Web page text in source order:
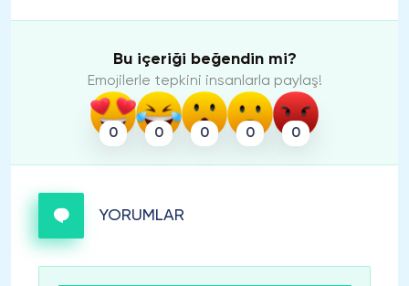
Bu içeriği beğendin mi?
Emojilerle tepkini insanlarla paylaş!
0 0 0 0 0
YORUMLAR